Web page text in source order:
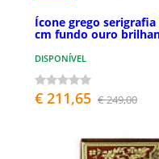
Ícone grego
cm fundo ouro
DISPONÍVEL
€ 211,65 € 249,00